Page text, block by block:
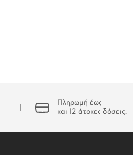
Πληρωμή έως
και 12 άτοκες δόσεις.